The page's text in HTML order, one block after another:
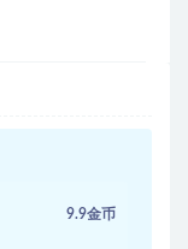
9.9金币